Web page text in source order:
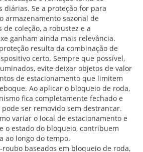
diárias. Se a proteção for para
armazenamento sazonal de
coleção, a robustez e a
ganham ainda mais relevância.
resulta da combinação de
certo. Sempre que possível,
evite deixar objetos de valor
de estacionamento que limitem
Ao aplicar o bloqueio de roda,
fica completamente fechado e
ser removido sem destrancar.
variar o local de estacionamento e
o estado do bloqueio, contribuem
ao longo do tempo.
baseados em bloqueio de roda,